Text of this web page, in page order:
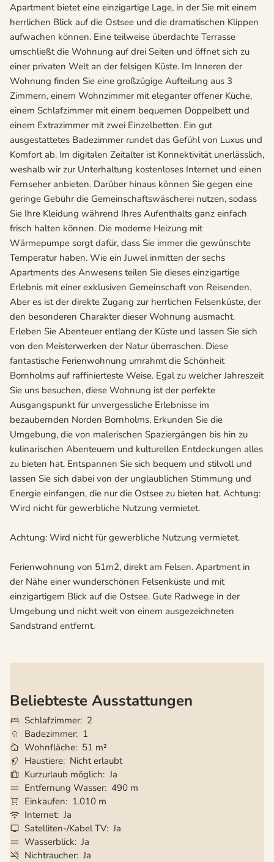
Apartment bietet eine einzigartige Lage, in der Sie mit einem
herrlichen Blick auf die Ostsee und die dramatischen Klippen
aufwachen können. Eine teilweise überdachte Terrasse
umschließt die Wohnung auf drei Seiten und öffnet sich zu
einer privaten Welt an der felsigen Küste. Im Inneren der
Wohnung finden Sie eine großzügige Aufteilung aus 3
Zimmern, einem Wohnzimmer mit eleganter offener Küche,
einem Schlafzimmer mit einem bequemen Doppelbett und
einem Extrazimmer mit zwei Einzelbetten. Ein gut
ausgestattetes Badezimmer rundet das Gefühl von Luxus und
Komfort ab. Im digitalen Zeitalter ist Konnektivität unerlässlich,
weshalb wir zur Unterhaltung kostenloses Internet und einen
Fernseher anbieten. Darüber hinaus können Sie gegen eine
geringe Gebühr die Gemeinschaftswäscherei nutzen, sodass
Sie Ihre Kleidung während Ihres Aufenthalts ganz einfach
frisch halten können. Die moderne Heizung mit
Wärmepumpe sorgt dafür, dass Sie immer die gewünschte
Temperatur haben. Wie ein Juwel inmitten der sechs
Apartments des Anwesens teilen Sie dieses einzigartige
Erlebnis mit einer exklusiven Gemeinschaft von Reisenden.
Aber es ist der direkte Zugang zur herrlichen Felsenküste, der
den besonderen Charakter dieser Wohnung ausmacht.
Erleben Sie Abenteuer entlang der Küste und lassen Sie sich
von den Meisterwerken der Natur überraschen. Diese
fantastische Ferienwohnung umrahmt die Schönheit
Bornholms auf raffinierteste Weise. Egal zu welcher Jahreszeit
Sie uns besuchen, diese Wohnung ist der perfekte
Ausgangspunkt für unvergessliche Erlebnisse im
bezaubernden Norden Bornholms. Erkunden Sie die
Umgebung, die von malerischen Spaziergängen bis hin zu
kulinarischen Abenteuern und kulturellen Entdeckungen alles
zu bieten hat. Entspannen Sie sich bequem und stilvoll und
lassen Sie sich dabei von der unglaublichen Stimmung und
Energie einfangen, die nur die Ostsee zu bieten hat. Achtung:
Wird nicht für gewerbliche Nutzung vermietet.
Achtung: Wird nicht für gewerbliche Nutzung vermietet.
Ferienwohnung von 51m2, direkt am Felsen. Apartment in
der Nähe einer wunderschönen Felsenküste und mit
einzigartigem Blick auf die Ostsee. Gute Radwege in der
Umgebung und nicht weit von einem ausgezeichneten
Sandstrand entfernt.
Beliebteste Ausstattungen
Schlafzimmer 2
Badezimmer 1
Wohnfläche 51 m²
Haustiere Nicht erlaubt
Kurzurlaub möglich Ja
Entfernung Wasser 490 m
Einkaufen
1.010 m
Internet Ja
Satelliten-/Kabel TV Ja
Wasserblick Ja
Nichtraucher Ja